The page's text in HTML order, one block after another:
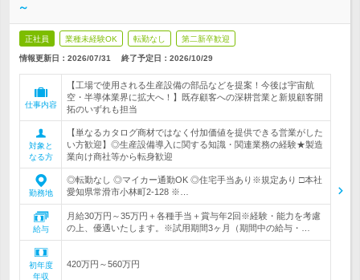
～
正社員 業種未経験OK 転勤なし 第二新卒歓迎
情報更新日：2026/07/31 終了予定日： 2026/10/29
仕事内容
【工場で使用される生産設備の部品などを提案！今後は宇宙航
空・半導体業界に拡大へ！】既存顧客への深耕営業と新規顧客開
拓のいずれも担当
対象と
なる方
【単なるカタログ商材ではなく付加価値を提供できる営業がした
い方歓迎】◎生産設備導入に関する知識・関連業務の経験★製造
業向け商社等から転身歓迎
勤務地
◎転勤なし ◎マイカー通勤OK ◎住宅手当あり※規定あり □本社
愛知県常滑市小林町2-128 ※…
給与
月給30万円～35万円＋各種手当＋賞与年2回※経験・能力を考慮
の上、優遇いたします。※試用期間3ヶ月（期間中の給与・…
初年度
年収
420万円～560万円